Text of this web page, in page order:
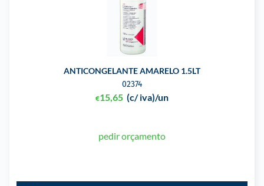
ANTICONGELANTE AMARELO 1.5LT
02374
€15,65 (c/ iva)/un
pedir orçamento